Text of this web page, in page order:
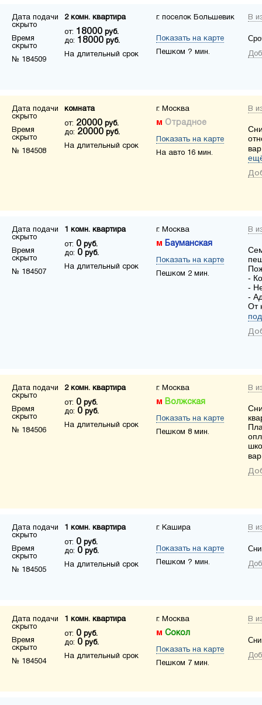
Дата подачи
скрыто
Время
скрыто
№ 184509
2 комн. квартира
от: 18000 руб.
до: 18000 руб.
На длительный срок
г. поселок Большевик
Показать на карте
Пешком ? мин.
В
Дата подачи
скрыто
Время
скрыто
№ 184508
комната
от: 20000 руб.
до: 20000 руб.
На длительный срок
г. Москва
Отрадное
Показать на карте
На авто 16 мин.
В
Дата подачи
скрыто
Время
скрыто
№ 184507
1 комн. квартира
от: 0 руб.
до: 0 руб.
На длительный срок
г. Москва
Бауманская
Показать на карте
Пешком 2 мин.
В
-
-
-
От
Дата подачи
скрыто
Время
скрыто
№ 184506
2 комн. квартира
от: 0 руб.
до: 0 руб.
На длительный срок
г. Москва
Волжская
Показать на карте
Пешком 8 мин.
В
Дата подачи
скрыто
Время
скрыто
№ 184505
1 комн. квартира
от: 0 руб.
до: 0 руб.
На длительный срок
г. Кашира
Показать на карте
Пешком ? мин.
В
Дата подачи
скрыто
Время
скрыто
№ 184504
1 комн. квартира
от: 0 руб.
до: 0 руб.
На длительный срок
г. Москва
Сокол
Показать на карте
Пешком 7 мин.
В